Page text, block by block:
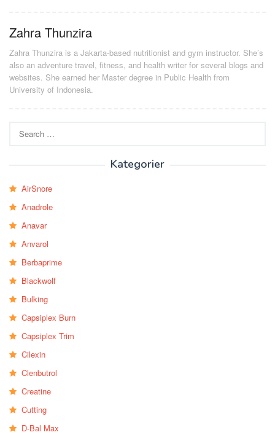
Zahra Thunzira
Zahra Thunzira is a Jakarta-based nutritionist and gym instructor. She’s
also an adventure travel, fitness, and health writer for several blogs and
websites. She earned her Master degree in Public Health from
University of Indonesia.
for:
Kategorier
AirSnore
Anadrole
Anavar
Anvarol
Berbaprime
Blackwolf
Bulking
Capsiplex Burn
Capsiplex Trim
Cilexin
Clenbutrol
Creatine
Cutting
D-Bal Max